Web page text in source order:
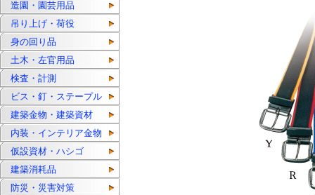
造園・園芸用品
吊り上げ・荷役
身の回り品
土木・左官用品
検査・計測
ビス・釘・ステープル
建築金物・建築資材
内装・インテリア金物
仮設資材・ハシゴ
建築消耗品
防災・災害対策